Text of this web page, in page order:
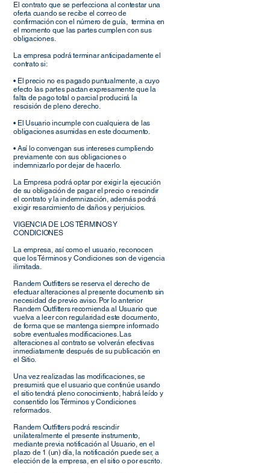
El contrato que se perfecciona al contestar una
oferta cuando se recibe el correo de
confirmación con el número de guía, termina en
el momento que las partes cumplen con sus
obligaciones.
La empresa podrá terminar anticipadamente el
contrato si:
• El precio no es pagado puntualmente, a cuyo
efecto las partes pactan expresamente que la
falta de pago total o parcial producirá la
rescisión de pleno derecho.
• El Usuario incumple con cualquiera de las
obligaciones asumidas en este documento.
• Así lo convengan sus intereses cumpliendo
previamente con sus obligaciones o
indemnizarlo por dejar de hacerlo.
La Empresa podrá optar por exigir la ejecución
de su obligación de pagar el precio o rescindir
el contrato y la indemnización, además podrá
exigir resarcimiento de daños y perjuicios.
VIGENCIA DE LOS TÉRMINOS Y
CONDICIONES
La empresa, así como el usuario, reconocen
que los Términos y Condiciones son de vigencia
ilimitada.
Randem Outfitters se reserva el derecho de
efectuar alteraciones al presente documento sin
necesidad de previo aviso. Por lo anterior
Randem Outfitters recomienda al Usuario que
vuelva a leer con regularidad este documento,
de forma que se mantenga siempre informado
sobre eventuales modificaciones. Las
alteraciones al contrato se volverán efectivas
inmediatamente después de su publicación en
el Sitio.
Una vez realizadas las modificaciones, se
presumirá que el usuario que continúe usando
el sitio tendrá pleno conocimiento, habrá leído y
consentido los Términos y Condiciones
reformados.
Randem Outfitters podrá rescindir
unilateralmente el presente instrumento,
mediante previa notificación al Usuario, en el
plazo de 1 (un) día, la notificación puede ser, a
elección de la empresa, en el sitio o por escrito.